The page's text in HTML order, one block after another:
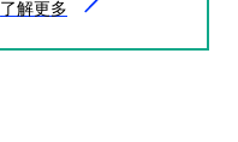
了解更多